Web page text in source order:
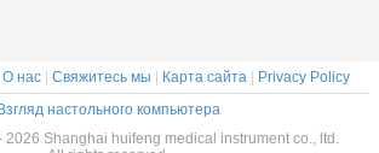
О нас | Свяжитесь мы | Карта сайта | Privacy Policy
настольного компьютера
Shanghai huifeng medical instrument co., ltd.